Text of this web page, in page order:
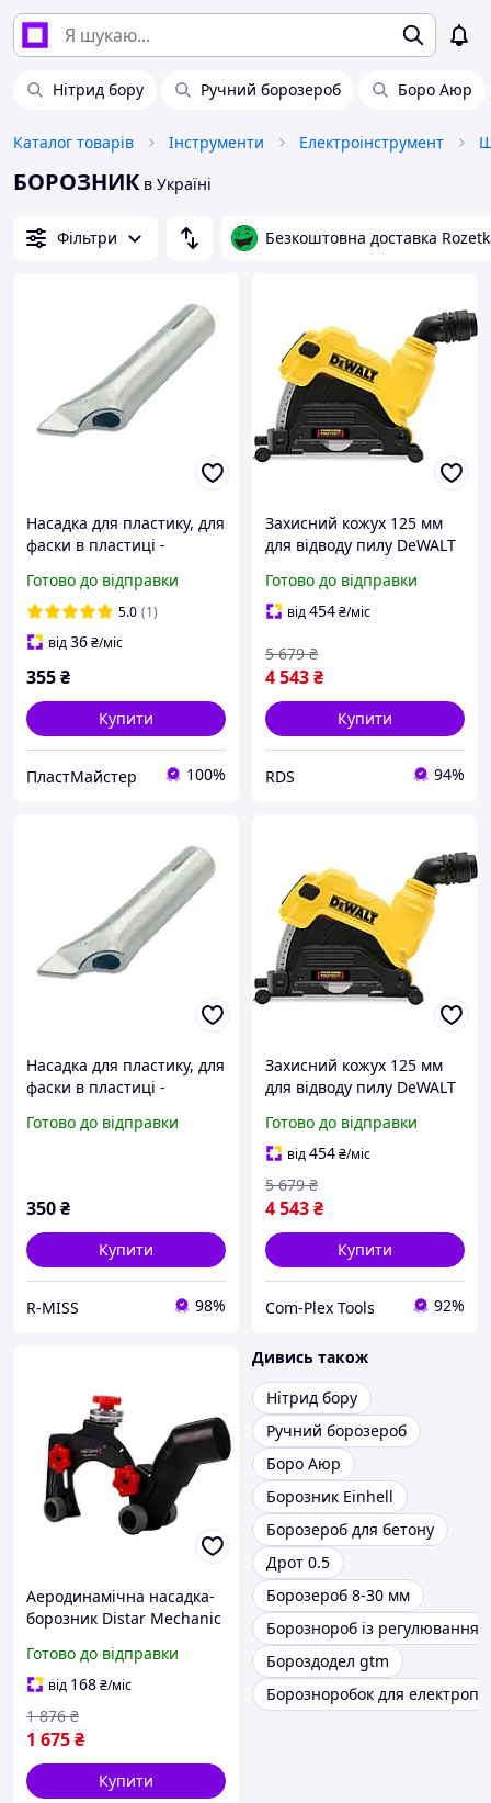
Нітрид бору Ручний борозероб Боро Аюр
Каталог товарів Інструменти Електроінструмент
БОРОЗНИКв Україні
Фільтри Безкоштовна доставка
Насадка для пластику, для
фаски в пластиці -
Готово до відправки
5.0 (1)
від36₴/міс
355₴
Купити
ПластМайстер 100%
Захисний кожух 125 мм
для відводу пилу DeWALT
Готово до відправки
від454₴/міс
4 543₴
5 679 ₴
Купити
RDS 94%
Насадка для пластику, для
фаски в пластиці -
Готово до відправки
350₴
Купити
R-MISS 98%
Захисний кожух 125 мм
для відводу пилу DeWALT
Готово до відправки
від454₴/міс
4 543₴
5 679 ₴
Купити
Com-Plex Tools 92%
Аеродинамічна насадка-
борозник Distar Mechanic
(19568442224)
Готово до відправки
від 168₴/міс
1 675₴
1 876 ₴
Купити
Дивись також
Нітрид бору
Ручний борозероб
Боро Аюр
Борозник Einhell
Борозероб для бетону
Дрот 0.5
Борозероб 8-30 мм
Борознороб із
Бороздодел gtm
Борозноробок для